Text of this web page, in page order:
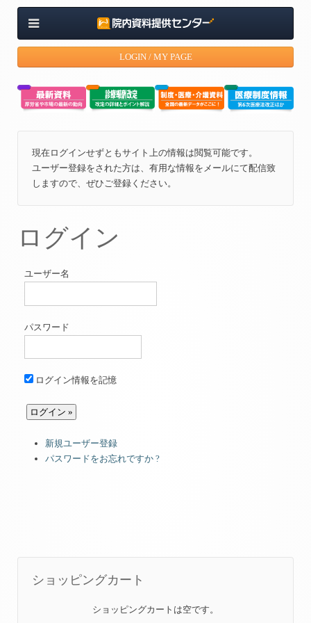
LOGIN / MY PAGE
現在ログインせずともサイト上の情報は閲覧可能です。
ユーザー登録をされた方は、有用な情報をメールにて配信致
しますので、ぜひご登録ください。
ログイン
ユーザー名
パスワード
ログイン情報を記憶
新規ユーザー登録
パスワードをお忘れですか ?
ショッピングカート
ショッピングカートは空です。